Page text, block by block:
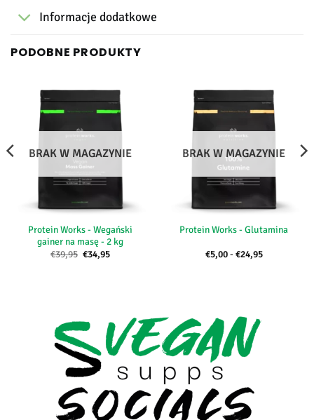
Informacje dodatkowe
PODOBNE PRODUKTY
BRAK W MAGAZYNIE
Protein Works - Wegański
gainer na masę - 2 kg
€39,95 Pierwotna
cena
€34,95Aktualna
BRAK W MAGAZYNIE
Protein Works - Glutamina
€5,00 - €24,95Zakres